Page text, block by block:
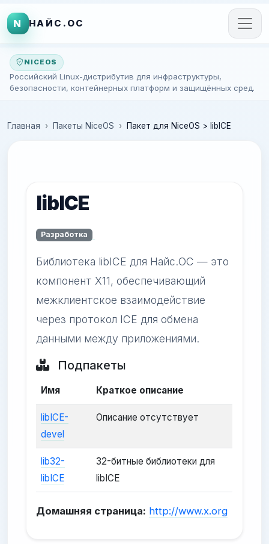
N НАЙС.ОС
NICEOS
Российский Linux-дистрибутив для инфраструктуры,
безопасности, контейнерных платформ и защищённых сред.
Главная Пакеты NiceOS Пакет для NiceOS > libICE
libICE
Разработка
Библиотека libICE для Найс.ОС — это
компонент X11, обеспечивающий
межклиентское взаимодействие
через протокол ICE для обмена
данными между приложениями.
Подпакеты
Имя Краткое описание
libICE-
devel
Описание отсутствует
lib32-
libICE
32-битные библиотеки для
libICE
Домашняя страница: http://www.x.org